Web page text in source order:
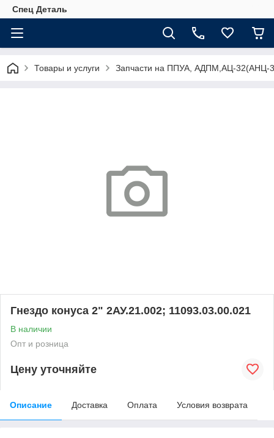
Спец Деталь
Товары и услуги Запчасти на ППУА, АДПМ,АЦ-32(АНЦ-
Гнездо конуса 2" 2АУ.21.002; 11093.03.00.021
В наличии
Опт и розница
Цену уточняйте
Описание Доставка Оплата Условия возврата